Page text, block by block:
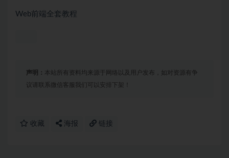
Web前端全套教程
声明： 本站所有资料均来源于网络以及用户发布，如对资源有争
议请联系微信客服我们可以安排下架！
收藏 海报 链接